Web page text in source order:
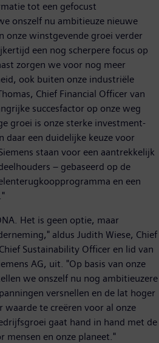
tot een gefocust
onszelf nu ambitieuze nieuwe
onze winstgevende groei verder
een nog scherpere focus op
zorgen we voor nog meer
ook buiten onze industriële
Chief Financial Officer van
succesfactor op onze weg
groei is onze sterke investment-
daar een duidelijke keuze voor
staan voor een aantrekkelijk
– gebaseerd op de
en een
Het is geen optie, maar
aldus Judith Wiese, Chief
Sustainability Officer en lid van
AG, uit. "Op basis van onze
we onszelf nu nog ambitieuzere
versnellen en de lat hoger
waarde te creëren voor al onze
gaat hand in hand met de
mensen en onze planeet."